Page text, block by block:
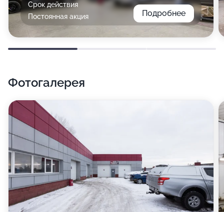
Срок действия
Постоянная акция
Подробнее
Фотогалерея